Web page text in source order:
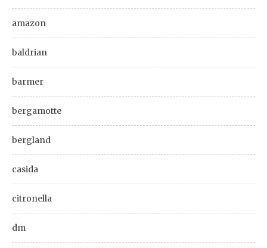
amazon
baldrian
barmer
bergamotte
bergland
casida
citronella
dm